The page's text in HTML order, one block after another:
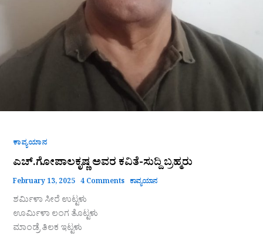
ಕಾವ್ಯಯಾನ
ಎಚ್.ಗೋಪಾಲಕೃಷ್ಣ ಅವರ ಕವಿತೆ-ಸುದ್ದಿ ಬ್ರಹ್ಮರು
February 13, 2025 4 Comments ಕಾವ್ಯಯಾನ
ಶರ್ಮಿಳಾ ಸೀರೆ ಉಟ್ಟಳು
ಊರ್ಮಿಳಾ ಲಂಗ ತೊಟ್ಟಳು
ಮಾಂಡ್ರೆ ತಿಲಕ ಇಟ್ಟಳು